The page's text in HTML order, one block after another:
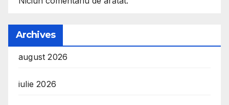
Archives
august 2026
iulie 2026